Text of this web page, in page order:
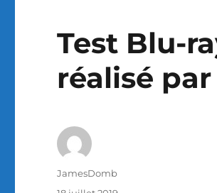
Test Blu-
réalisé
Auteur
JamesDomb